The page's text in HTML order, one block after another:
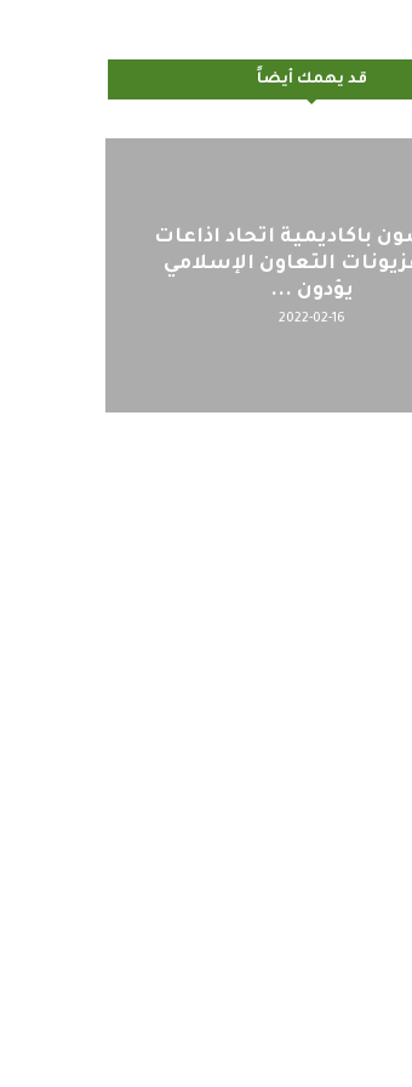
قد يهمك أيضاً
باكاديمية اتحاد اذاعات
التعاون الإسلامي
يؤدون ...
2022-02-16